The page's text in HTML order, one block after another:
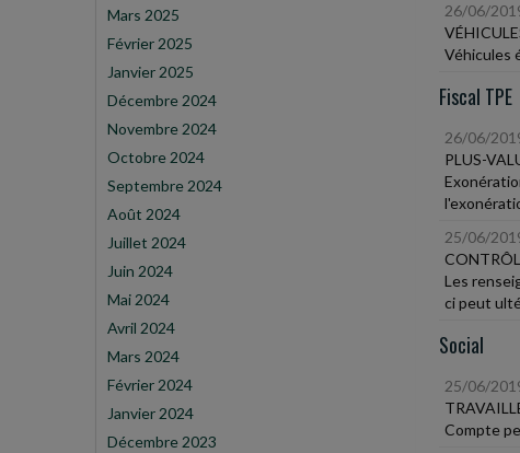
Mars 2025
Février 2025
Janvier 2025
Décembre 2024
Novembre 2024
Octobre 2024
Septembre 2024
Août 2024
Juillet 2024
Juin 2024
Mai 2024
Avril 2024
Mars 2024
Février 2024
Janvier 2024
Décembre 2023
26/06/
Véhicules
Fiscal TPE
26/06/
PLUS-
25/06/
Les
ci peut
Social
25/06/
Compte